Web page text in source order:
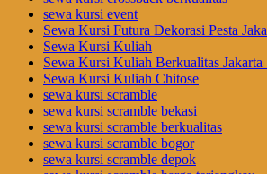
sewa kursi event
Sewa Kursi Futura Dekorasi Pesta
Sewa Kursi Kuliah
Sewa Kursi Kuliah Berkualitas Jakarta
Sewa Kursi Kuliah Chitose
sewa kursi scramble
sewa kursi scramble bekasi
sewa kursi scramble berkualitas
sewa kursi scramble bogor
sewa kursi scramble depok